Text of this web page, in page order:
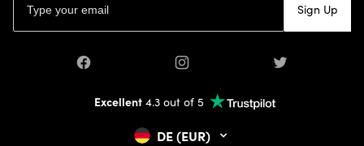
Sign Up
Facebook Instagram Twitter
Excellent4.3 out of 5
DE (EUR)